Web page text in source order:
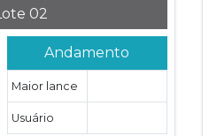
02
Andamento
Maior lance
Usuário